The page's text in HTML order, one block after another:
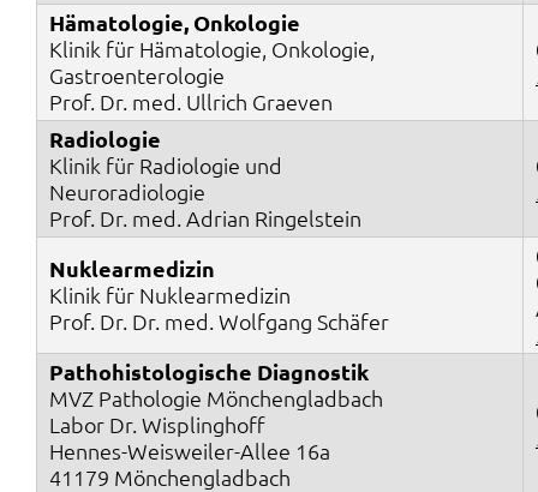
Hämatologie, Onkologie
Klinik für Hämatologie, Onkologie,
Gastroenterologie
Prof. Dr. med. Ullrich Graeven
Radiologie
Klinik für Radiologie und
Neuroradiologie
Prof. Dr. med. Adrian Ringelstein
Nuklearmedizin
Klinik für Nuklearmedizin
Prof. Dr. Dr. med. Wolfgang Schäfer
Pathohistologische Diagnostik
MVZ Pathologie Mönchengladbach
Labor Dr. Wisplinghoff
Hennes-Weisweiler-Allee 16a
41179 Mönchengladbach